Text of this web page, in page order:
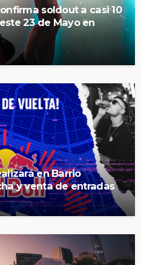
soldout a casi 10
23 de Mayo en
en Barrio
y venta de entradas